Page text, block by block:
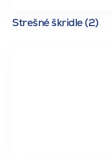
Strešné škridle (2)